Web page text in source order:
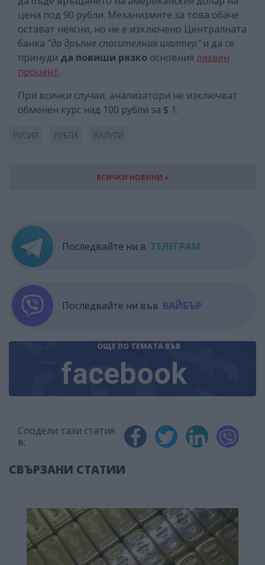
цена под 90 рубли. Механизмите за това обаче
остават неясни, но не е изключено Централната
банка "да дръпне спасителния шалтер" и да се
принуди да повиши рязко основния лихвен
процент.
При всички случаи, анализатори не изключват
обменен курс над 100 рубли за $ 1.
РУСИЯ РУБЛА ВАЛУТИ
ВСИЧКИ НОВИНИ »
Последвайте ни в ТЕЛЕГРАМ
Последвайте ни във ВАЙБЪР
ОЩЕ ПО ТЕМАТА ВЪВ
facebook
Сподели тази статия
в:
СВЪРЗАНИ СТАТИИ